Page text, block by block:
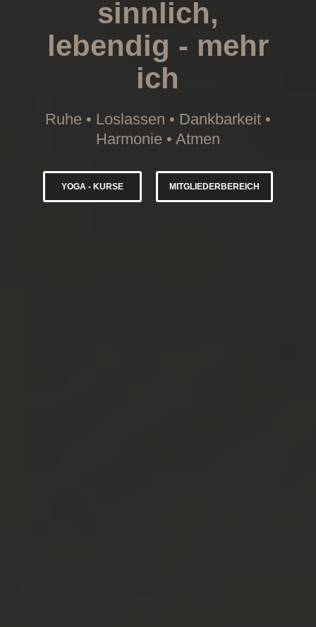
sinnlich,
lebendig - mehr
ich
Ruhe • Loslassen • Dankbarkeit •
Harmonie • Atmen
YOGA - KURSE MITGLIEDERBEREICH